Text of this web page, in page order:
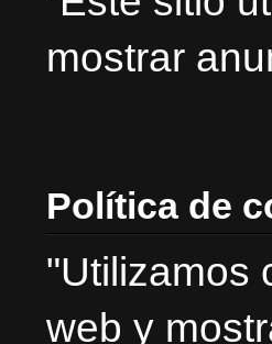
mostrar
Política de
"Utilizamos
web y